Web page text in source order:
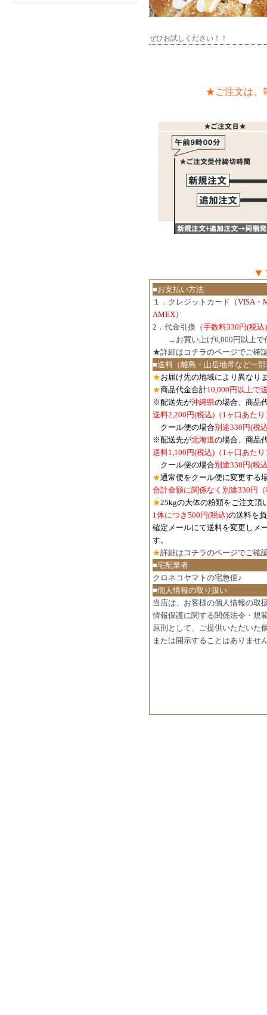
ぜひお試しください！！
★ご注文は、
▼
■お支払い方法
１．クレジットカード（VISA・
AMEX）
2．代金引換（手数料330円(税込)
→お買い上げ6,000円以上で
★詳細は コチラのページでご確
■送料（離島・山岳地帯など一
★お届け先の地域により異なり
★商品代金合計10,000円以上で
※配送先が沖縄県の場合、商品
送料2,200円(税込)（1ヶ口あたり
クール便の場合別途330円(税
※配送先が北海道の場合、商品
送料1,100円(税込) （1ヶ口あた
クール便の場合別途330円(税
★通常便をクール便に変更する
合計金額に関係なく別途330円
★25kgの大体の粉類をご注文頂
1体につき500円(税込)の送料を
確定メールにて送料を変更しメ
す。
★詳細は コチラのページでご確
■宅配業者
クロネコヤマトの宅急便♪
■個人情報の取り扱い
当店は、お客様の個人情報の取
情報保護に関する関係法令・規
原則として、ご提供いただいた
または開示することはありませ